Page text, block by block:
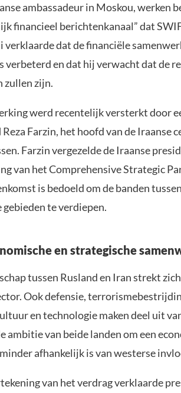
ambassadeur in Moskou, werken
financieel berichtenkanaal” dat
verklaarde dat de financiële
verbeterd en dat hij verwacht dat de
zullen zijn.
werd recentelijk versterkt door
Farzin, het hoofd van de Iraanse
Farzin vergezelde de Iraanse
van het Comprehensive Strategic
is bedoeld om de banden
te verdiepen.
en strategische
tussen Rusland en Iran strekt
Ook defensie,
en technologie maken deel uit
ambitie van beide landen om een
afhankelijk is van westerse
van het verdrag verklaarde